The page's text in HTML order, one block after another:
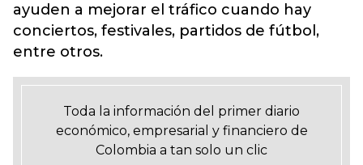
ayuden a mejorar el tráfico cuando hay
conciertos, festivales, partidos de fútbol,
entre otros.
Toda la información del primer diario
económico, empresarial y financiero de
Colombia a tan solo un clic